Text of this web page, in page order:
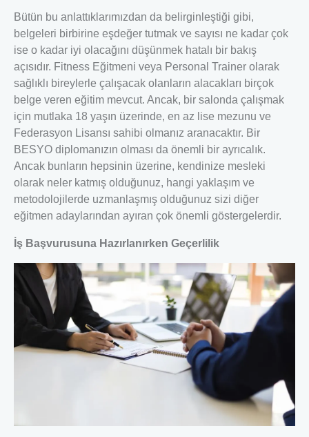
Bütün bu anlattıklarımızdan da belirginleştiği gibi,
belgeleri birbirine eşdeğer tutmak ve sayısı ne kadar çok
ise o kadar iyi olacağını düşünmek hatalı bir bakış
açısıdır. Fitness Eğitmeni veya Personal Trainer olarak
sağlıklı bireylerle çalışacak olanların alacakları birçok
belge veren eğitim mevcut. Ancak, bir salonda çalışmak
için mutlaka 18 yaşın üzerinde, en az lise mezunu ve
Federasyon Lisansı sahibi olmanız aranacaktır. Bir
BESYO diplomanızın olması da önemli bir ayrıcalık.
Ancak bunların hepsinin üzerine, kendinize mesleki
olarak neler katmış olduğunuz, hangi yaklaşım ve
metodolojilerde uzmanlaşmış olduğunuz sizi diğer
eğitmen adaylarından ayıran çok önemli göstergelerdir.
İş Başvurusuna Hazırlanırken Geçerlilik